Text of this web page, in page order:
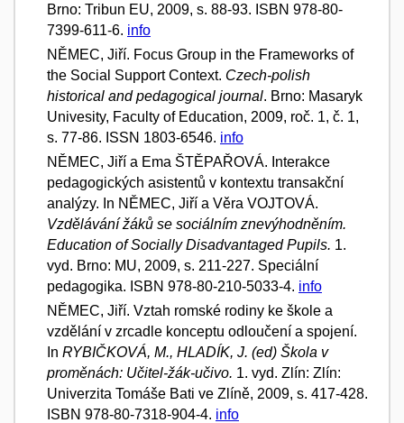
Brno: Tribun EU, 2009, s. 88-93. ISBN 978-80-
7399-611-6. info
NĚMEC, Jiří. Focus Group in the Frameworks of
the Social Support Context. Czech-polish
historical and pedagogical journal. Brno: Masaryk
Univesity, Faculty of Education, 2009, roč. 1, č. 1,
s. 77-86. ISSN 1803-6546. info
NĚMEC, Jiří a Ema ŠTĚPAŘOVÁ. Interakce
pedagogických asistentů v kontextu transakční
analýzy. In NĚMEC, Jiří a Věra VOJTOVÁ.
Vzdělávání žáků se sociálním znevýhodněním.
Education of Socially Disadvantaged Pupils. 1.
vyd. Brno: MU, 2009, s. 211-227. Speciální
pedagogika. ISBN 978-80-210-5033-4. info
NĚMEC, Jiří. Vztah romské rodiny ke škole a
vzdělání v zrcadle konceptu odloučení a spojení.
In RYBIČKOVÁ, M., HLADÍK, J. (ed) Škola v
proměnách: Učitel-žák-učivo. 1. vyd. Zlín: Zlín:
Univerzita Tomáše Bati ve Zlíně, 2009, s. 417-428.
ISBN 978-80-7318-904-4. info